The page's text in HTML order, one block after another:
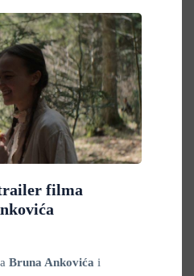
filma
Bruna Ankovića i